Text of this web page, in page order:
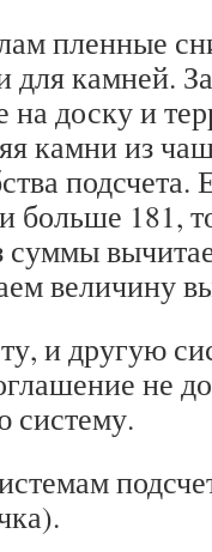
пленные
камней.
доску и
камни из
больше 181,
величину
и другую
не
систему.